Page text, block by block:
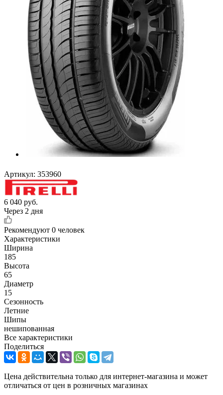
Артикул: 353960
6 040 руб.
Через 2 дня
Рекомендуют 0 человек
Характеристики
Ширина
185
Высота
65
Диаметр
15
Сезонность
Летние
Шипы
нешипованная
Все характеристики
Поделиться
Цена действительна только для интернет-магазина и может
отличаться от цен в розничных магазинах